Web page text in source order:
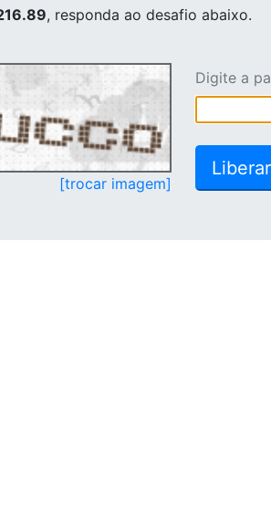
, responda ao desafio abaixo.
[trocar imagem]
Digite a